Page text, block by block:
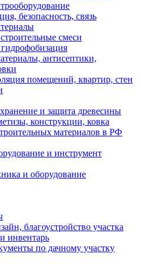
безопасность, связь
смеси
антисептики,
помещений, квартир, стен
и защита древесины
конструкции, ковка
материалов в РФ
и инструмент
и оборудование
благоустройство участка
инвентарь
по дачному участку